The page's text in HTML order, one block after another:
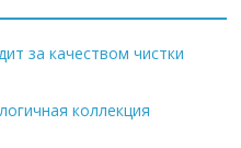
за качеством чистки
коллекция